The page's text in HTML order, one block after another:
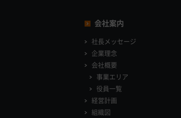
会社案内
社長メッセージ
企業理念
会社概要
事業エリア
役員一覧
経営計画
組織図